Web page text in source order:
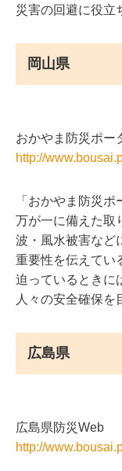
災害の回避に役立
岡山県
おかやま防災ポ
http://
「おかやま防災
万が一に備えた取
波・風水被害など
重要性を伝えてい
迫っているときに
人々の安全確保を
広島県
広島県防災Web
http://